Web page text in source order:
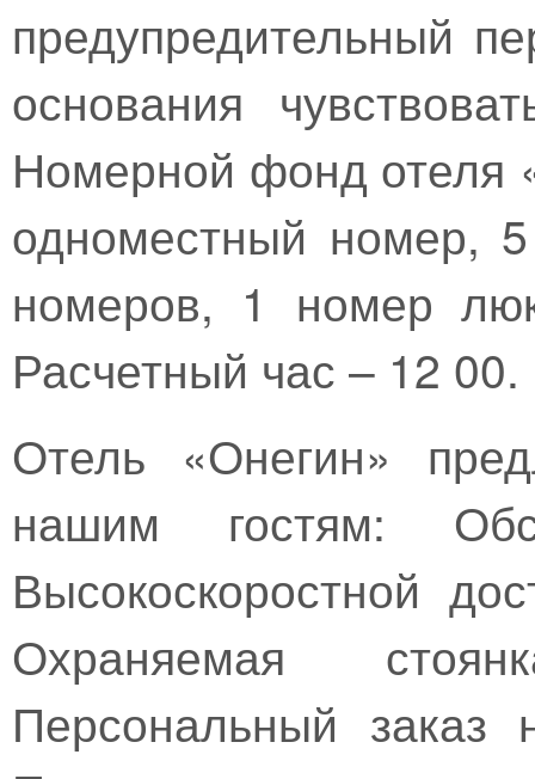
предупредительный
основания
Номерной фонд отеля
одноместный номер,
номеров, 1 номер
Расчетный час – 12 00.
Отель «Онегин»
нашим гостям:
Высокоскоростной
Охраняемая
Персональный заказ